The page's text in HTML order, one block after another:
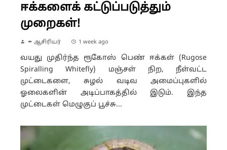
ஈக்களைக் கட்டுப்படுத்தும்
முறைகள்!
✒ ஆசிரியர் 1 week ago
வயது முதிர்ந்த ரூகோஸ் பெண் ஈக்கள் (Rugose
Spiralling Whitefly) மஞ்சள் நிற, நீள்வட்ட
முட்டைகளை, சுழல் வடிவ அமைப்புகளில்
ஓலைகளின் அடிப்பாகத்தில் இடும். இந்த
முட்டைகள் மெழுகுப் பூச்சு...